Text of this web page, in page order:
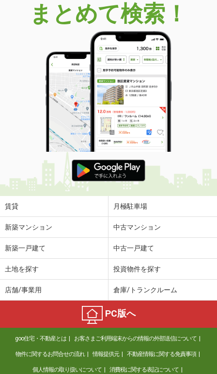
大阪府高槻市赤大路町
価 格
7万円
大阪府高槻市赤大路町
46.06m²
間取り
1LDK
大阪府東大阪市菱江３
価 格
6.12万円
住 所
大阪府東大阪市菱江３
専有面積 22m²
間取り
1K
大阪府枚方市宮之阪１
価 格
6.20万円
住 所
大阪府枚方市宮之阪１
専有面積
大阪府高槻市上田辺町
大阪府大阪市東淀川区菅原２
9.30万円
住 所
大阪府大阪市東淀川区菅原２
専有面積 52.64m²
間取り
3LDK
大阪府大阪市東淀川区下新庄４丁目
まとめて検索！
賃貸 月極駐車場
新築マンション 中古マンション
新築一戸建て 中古一戸建て
土地を探す 投資物件を探す
店舗/事業用 倉庫/トランクルーム
PC版へ
goo住宅・不動産とは お客さまご利用端末からの情報の外部送信について
物件に関するお問合せの流れ 情報提供元 不動産情報に関する免責事項
個人情報の取り扱いについて 消費税に関する表記について